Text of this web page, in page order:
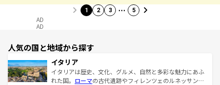
1 2 3 … 5
AD
AD
人気の国と地域から探す
イタリア
イタリアは歴史、文化、グルメ、自然と多彩な魅力にあふ
れた国。 ローマの古代遺跡やフィレンツェのルネッサンス